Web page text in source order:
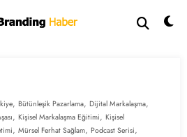
, Bütünleşik Pazarlama, Dijital Markalaşma,
, Kişisel Markalaşma Eğitimi, Kişisel
, Mürsel Ferhat Sağlam, Podcast Serisi,